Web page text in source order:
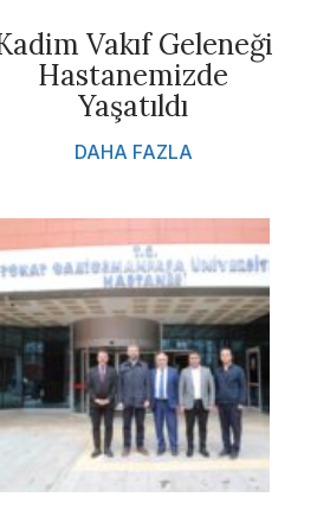
Vakıf Geleneği
Hastanemizde
Yaşatıldı
DAHA FAZLA